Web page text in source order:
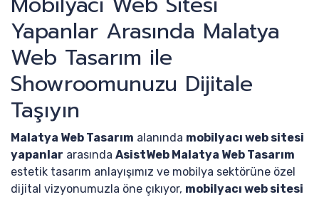
Yapanlar Arasında Malatya
Web Tasarım ile
Showroomunuzu Dijitale
Taşıyın
Malatya Web Tasarım alanında mobilyacı web sitesi
yapanlar arasında AsistWeb Malatya Web Tasarım
estetik tasarım anlayışımız ve mobilya sektörüne özel
dijital vizyonumuzla öne çıkıyor, mobilyacı web sitesi